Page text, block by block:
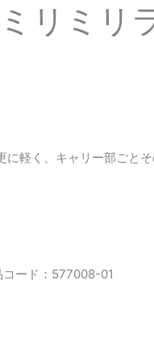
リミリ
軽く、キャリー部ごと
ード：577008-01